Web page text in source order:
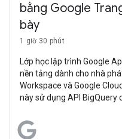
bằng Google
bày
1 giờ 30 phút
Lớp học lập trình Google
nền tảng dành cho nhà
Workspace và Google
này sử dụng API BigQuery
tích hợp sẵn của Google
Google Trang trình bày.